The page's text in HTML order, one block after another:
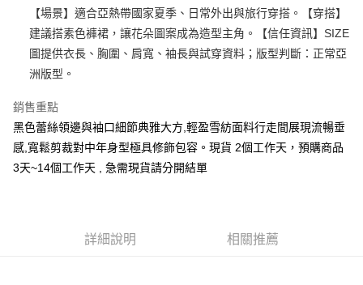
Google Pay
全支付
全盈+PAY
大哥付你分期
相關說明
【大哥付你分期使用說明】
1.本服務由台灣大哥大提供，台灣大哥大用戶可立即使用無須另外申請。
2.付款方式選擇「大哥付你分期」，訂單成立後會自動跳轉到大哥付的交易
4.訂單成立30分鐘內，如未前往確認交易或遇審核未通過，訂單將自動取
消。如遇「轉專審核」未通過狀況，表示未達大哥付你分期系統評分，恕無
１．簡單：不需註冊會員、不需綁卡、不需儲值。
「Hami Point」為中華電信所提供之點數服務，可於會員專區綁定中華電信
【場景】適合亞熱帶國家夏季、日常外出與旅行穿搭。【穿搭】
建議搭素色褲裙，讓花朵圖案成為造型主角。【信任資訊】SIZE
圖提供衣長、胸圍、肩寬、袖長與試穿資料；版型判斷：正常亞
洲版型。
銷售重點
黑色蕾絲領邊與袖口細節典雅大方,輕盈雪紡面料行走間展現流暢垂
感,寬鬆剪裁對中年身型極具修飾包容。現貨 2個工作天，預購商品
3天~14個工作天 , 急需現貨請分開結單
詳細說明 相關推薦